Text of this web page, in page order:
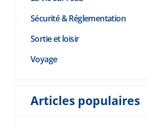
Sécurité & Réglementation
Sortie et loisir
Voyage
Articles populaires